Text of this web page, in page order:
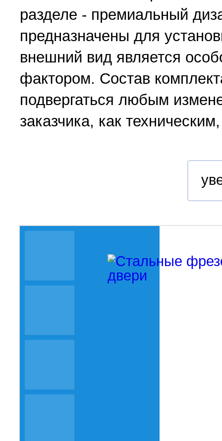
разделе - премиальный
предназначены для
внешний вид является
фактором. Состав
подвергаться любым
заказчика, как